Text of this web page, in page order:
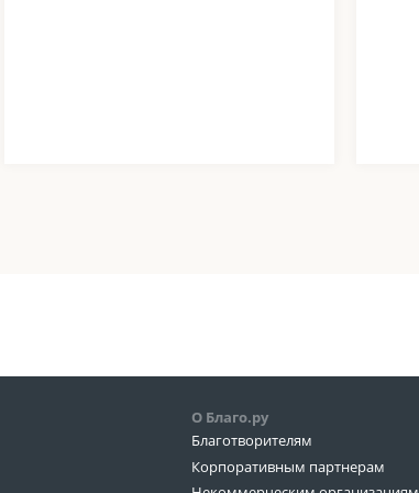
О Благо.ру
Благотворителям
Корпоративным партнерам